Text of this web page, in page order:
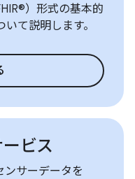
）形式の基本的
て説明します。
ビス
ンサーデータを